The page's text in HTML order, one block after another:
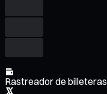
Rastreador de billeteras